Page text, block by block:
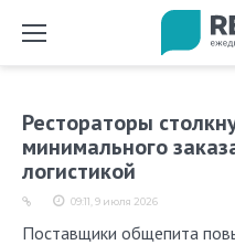
Рестораторы
минимального
логистикой
09:11, 9 июля 2026
Поставщики общепита повысили минимальную стоимость